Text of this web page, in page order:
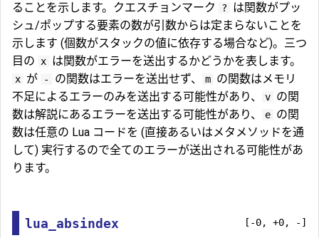
ることを示します。クエスチョンマーク
?
は関数がプッ
シュ/ポップする要素の数が引数からは定まらないことを
示します (個数がスタックの値に依存する場合など)。三つ
目の
x は関数がエラーを送出するかどうかを表します。
x が - の関数はエラーを送出せず、 m の関数はメモリ
不足によるエラーのみを送出する可能性があり、
v の関
数は解説にあるエラーを送出する可能性があり、
e の関
数は任意の Lua コードを (直接あるいはメタメソッドを通
して) 実行するので全てのエラーが送出される可能性があ
ります。
lua_absindex [-0, +0, -]